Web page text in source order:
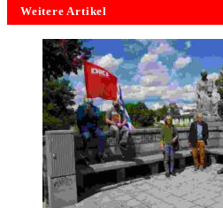
Weitere Artikel